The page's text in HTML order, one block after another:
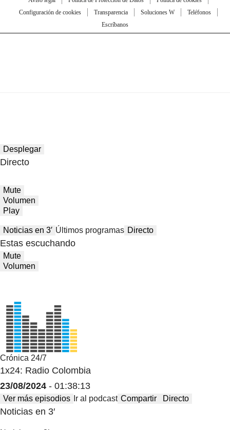
Configuración de cookies
Transparencia Soluciones W
Teléfonos
Escríbanos
Desplegar
Directo
Mute
Volumen
Play
Noticias en 3′ Últimos programas Directo
Estas escuchando
Mute
Volumen
Crónica 24/7
1x24: Radio Colombia
23/08/2024 - 01:38:13
Ver más episodios Ir al podcast Compartir Directo
Noticias en 3′